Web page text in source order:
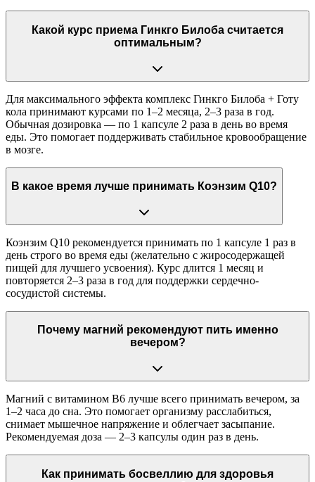
Какой курс приема Гинкго Билоба считается
оптимальным?
Для максимального эффекта комплекс Гинкго Билоба + Готу
кола принимают курсами по 1–2 месяца, 2–3 раза в год.
Обычная дозировка — по 1 капсуле 2 раза в день во время
еды. Это помогает поддерживать стабильное кровообращение
в мозге.
В какое время лучше принимать Коэнзим Q10?
Коэнзим Q10 рекомендуется принимать по 1 капсуле 1 раз в
день строго во время еды (желательно с жиросодержащей
пищей для лучшего усвоения). Курс длится 1 месяц и
повторяется 2–3 раза в год для поддержки сердечно-
сосудистой системы.
Почему магний рекомендуют пить именно
вечером?
Магний с витамином В6 лучше всего принимать вечером, за
1–2 часа до сна. Это помогает организму расслабиться,
снимает мышечное напряжение и облегчает засыпание.
Рекомендуемая доза — 2–3 капсулы один раз в день.
Как принимать босвеллию для здоровья